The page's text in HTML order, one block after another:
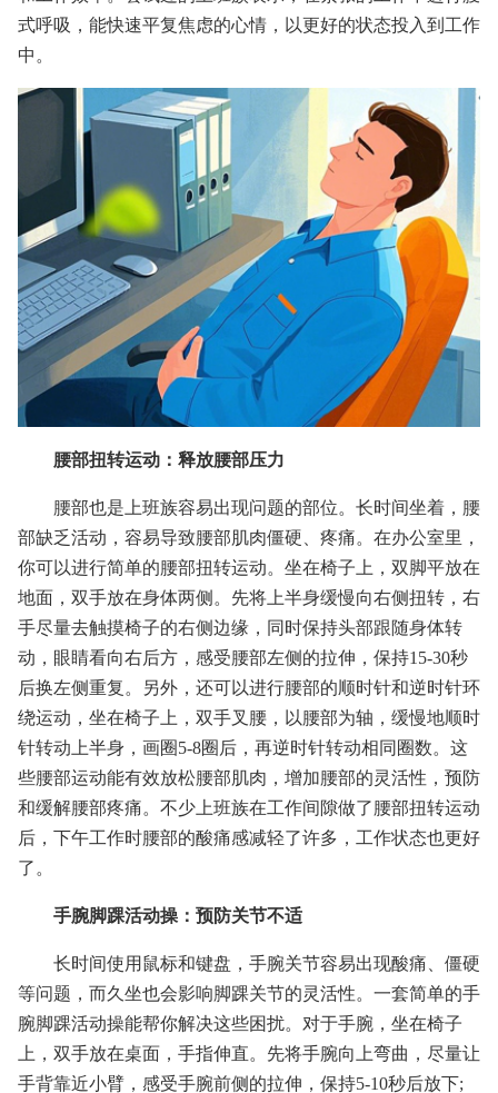
式呼吸，能快速平复焦虑的心情，以更好的状态投入到工作
中。
腰部扭转运动：释放腰部压力
腰部也是上班族容易出现问题的部位。长时间坐着，腰
部缺乏活动，容易导致腰部肌肉僵硬、疼痛。在办公室里，
你可以进行简单的腰部扭转运动。坐在椅子上，双脚平放在
地面，双手放在身体两侧。先将上半身缓慢向右侧扭转，右
手尽量去触摸椅子的右侧边缘，同时保持头部跟随身体转
动，眼睛看向右后方，感受腰部左侧的拉伸，保持15-30秒
后换左侧重复。另外，还可以进行腰部的顺时针和逆时针环
绕运动，坐在椅子上，双手叉腰，以腰部为轴，缓慢地顺时
针转动上半身，画圈5-8圈后，再逆时针转动相同圈数。这
些腰部运动能有效放松腰部肌肉，增加腰部的灵活性，预防
和缓解腰部疼痛。不少上班族在工作间隙做了腰部扭转运动
后，下午工作时腰部的酸痛感减轻了许多，工作状态也更好
了。
手腕脚踝活动操：预防关节不适
长时间使用鼠标和键盘，手腕关节容易出现酸痛、僵硬
等问题，而久坐也会影响脚踝关节的灵活性。一套简单的手
腕脚踝活动操能帮你解决这些困扰。对于手腕，坐在椅子
上，双手放在桌面，手指伸直。先将手腕向上弯曲，尽量让
手背靠近小臂，感受手腕前侧的拉伸，保持5-10秒后放下;